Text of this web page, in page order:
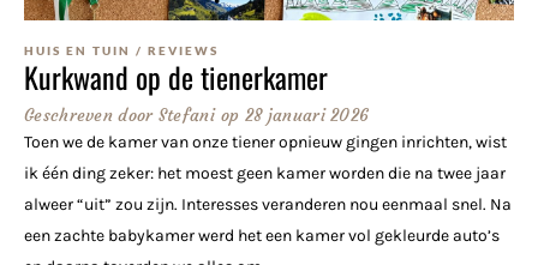
HUIS EN TUIN / REVIEWS
Kurkwand op de tienerkamer
Geschreven doorStefani op 28 januari 2026
Toen we de kamer van onze tiener opnieuw gingen inrichten, wist
ik één ding zeker: het moest geen kamer worden die na twee jaar
alweer “uit” zou zijn. Interesses veranderen nou eenmaal snel. Na
een zachte babykamer werd het een kamer vol gekleurde auto’s